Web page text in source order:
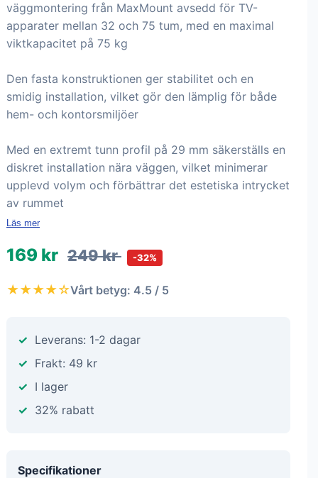
väggmontering från MaxMount avsedd för TV-
apparater mellan 32 och 75 tum, med en maximal
viktkapacitet på 75 kg
Den fasta konstruktionen ger stabilitet och en
smidig installation, vilket gör den lämplig för både
hem- och kontorsmiljöer
Med en extremt tunn profil på 29 mm säkerställs en
diskret installation nära väggen, vilket minimerar
upplevd volym och förbättrar det estetiska intrycket
av rummet
Läs mer
169 kr 249 kr -32%
★★★★☆Vårt betyg: 4.5 / 5
Leverans: 1-2 dagar
Frakt: 49 kr
I lager
32% rabatt
Specifikationer